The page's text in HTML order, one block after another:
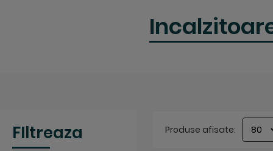
Produse afisate:
FIltreaza